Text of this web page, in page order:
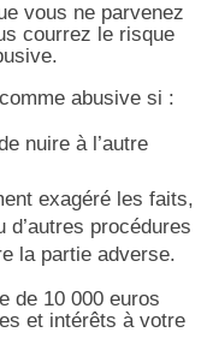
vous ne parvenez
courrez le risque
abusive si :
nuire à l’autre
exagéré les faits,
d’autres procédures
la partie adverse.
de 10 000 euros
et intérêts à votre